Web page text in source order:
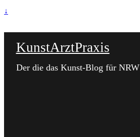
↓
KunstArztPraxis
Der die das Kunst-Blog für NRW